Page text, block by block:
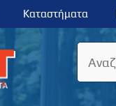
Καταστήματα